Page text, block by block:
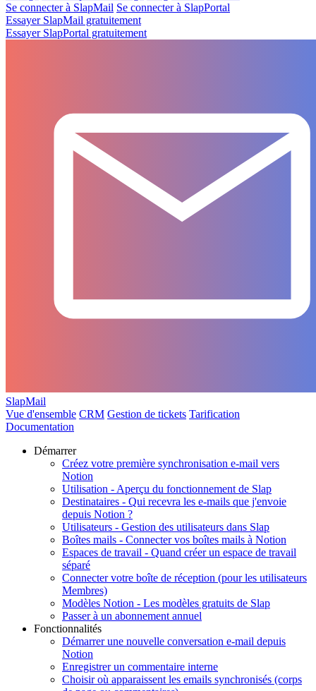
Se connecter à SlapMail Se connecter à SlapPortal
Essayer SlapMail gratuitement
Essayer SlapPortal gratuitement
SlapMail
Vue d'ensemble CRM Gestion de tickets Tarification
Documentation
Démarrer
Créez votre première synchronisation e-mail vers
Notion
Utilisation - Aperçu du fonctionnement de Slap
Destinataires - Qui recevra les e-mails que j'envoie
depuis Notion ?
Utilisateurs - Gestion des utilisateurs dans Slap
Boîtes mails - Connecter vos boîtes mails à Notion
Espaces de travail - Quand créer un espace de travail
séparé
Connecter votre boîte de réception (pour les utilisateurs
Membres)
Modèles Notion - Les modèles gratuits de Slap
Passer à un abonnement annuel
Fonctionnalités
Démarrer une nouvelle conversation e-mail depuis
Notion
Enregistrer un commentaire interne
Choisir où apparaissent les emails synchronisés (corps